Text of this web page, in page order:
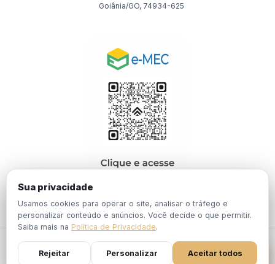
Goiânia/GO, 74934-625
© 2026 EBPÓS. Todos os direitos reservados.
Política de
Termos de
Portaria Nº 1.201, de 19 de Dezembro de
Sua privacidade
Usamos cookies para operar o site, analisar o tráfego e
personalizar conteúdo e anúncios. Você decide o que permitir.
Saiba mais na Política de Privacidade.
Rejeitar Personalizar Aceitar todos